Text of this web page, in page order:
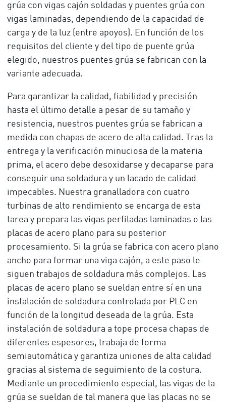
grúa con vigas cajón soldadas y puentes grúa con
vigas laminadas, dependiendo de la capacidad de
carga y de la luz (entre apoyos). En función de los
requisitos del cliente y del tipo de puente grúa
elegido, nuestros puentes grúa se fabrican con la
variante adecuada.
Para garantizar la calidad, fiabilidad y precisión
hasta el último detalle a pesar de su tamaño y
resistencia, nuestros puentes grúa se fabrican a
medida con chapas de acero de alta calidad. Tras la
entrega y la verificación minuciosa de la materia
prima, el acero debe desoxidarse y decaparse para
conseguir una soldadura y un lacado de calidad
impecables. Nuestra granalladora con cuatro
turbinas de alto rendimiento se encarga de esta
tarea y prepara las vigas perfiladas laminadas o las
placas de acero plano para su posterior
procesamiento. Si la grúa se fabrica con acero plano
ancho para formar una viga cajón, a este paso le
siguen trabajos de soldadura más complejos. Las
placas de acero plano se sueldan entre sí en una
instalación de soldadura controlada por PLC en
función de la longitud deseada de la grúa. Esta
instalación de soldadura a tope procesa chapas de
diferentes espesores, trabaja de forma
semiautomática y garantiza uniones de alta calidad
gracias al sistema de seguimiento de la costura.
Mediante un procedimiento especial, las vigas de la
grúa se sueldan de tal manera que las placas no se